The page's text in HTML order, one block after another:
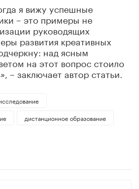
я вижу успешные
– это примеры не
руководящих
развития креативных
над ясным
на этот вопрос стоило
– заключает автор статьи.
дистанционное образование